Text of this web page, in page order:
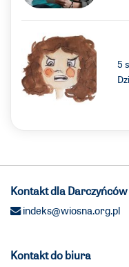
5
Kontakt dla Darczyńców
indeks@wiosna.org.pl
Kontakt do biura